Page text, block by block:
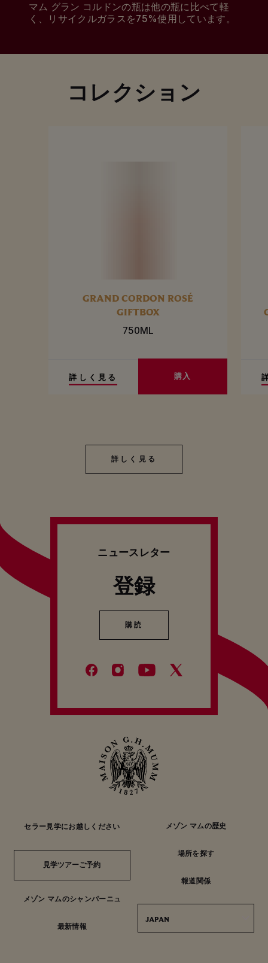
マム グラン コルドンの瓶は他の瓶に比べて軽
く、リサイクルガラスを75%使用しています。
コレクション
GRAND CORDON ROSÉ
GIFTBOX
750ML
詳しく見る 購入
詳しく見る
詳しく見る
ニュースレター
登録
購読
購読
セラー見学にお越しください
見学ツアーご予約
見学ツアーご予約
メゾン マムのシャンパーニュ
最新情報
メゾン マムの歴史
場所を探す
報道関係
JAPAN